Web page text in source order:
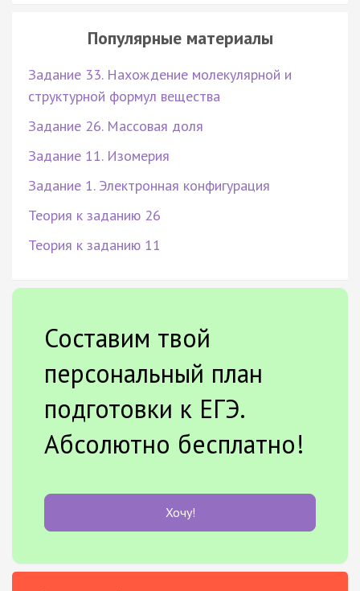
Популярные материалы
Задание 33. Нахождение молекулярной и
структурной формул вещества
Задание 26. Массовая доля
Задание 11. Изомерия
Задание 1. Электронная конфигурация
Теория к заданию 26
Теория к заданию 11
Составим твой
персональный план
подготовки к ЕГЭ.
Абсолютно бесплатно!
Хочу!